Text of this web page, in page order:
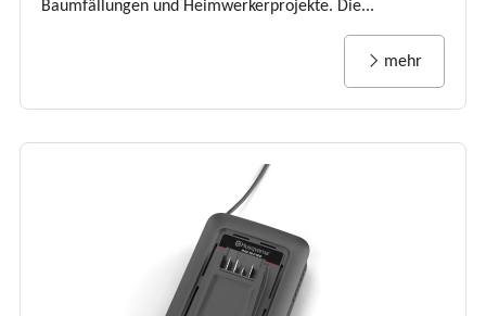
Baumfällungen und Heimwerkerprojekte. Die...
mehr